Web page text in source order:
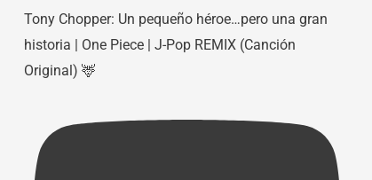
Tony Chopper: Un pequeño héroe…pero una gran
historia | One Piece | J-Pop REMIX (Canción
Original) 🦌